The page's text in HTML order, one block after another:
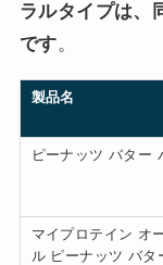
ラルタイプは、
です。
製品名
ピーナッツ バター
マイプロテイン オ
ル ピーナッツ バタ